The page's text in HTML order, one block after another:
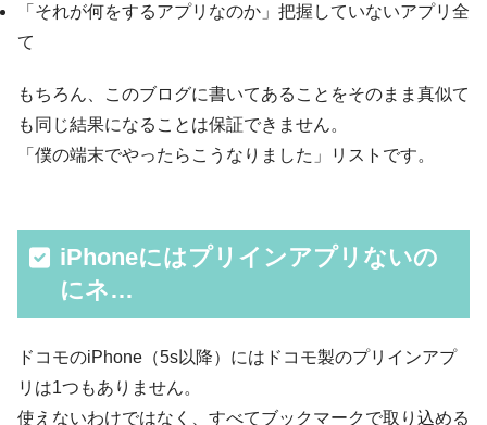
「それが何をするアプリなのか」把握していないアプリ全
て
もちろん、このブログに書いてあることをそのまま真似て
も同じ結果になることは保証できません。
「僕の端末でやったらこうなりました」リストです。
iPhoneにはプリインアプリないの
にネ…
ドコモのiPhone（5s以降）にはドコモ製のプリインアプ
リは1つもありません。
使えないわけではなく、すべてブックマークで取り込める